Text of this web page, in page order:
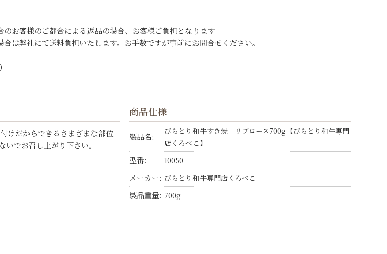
のお客様のご都合による返品の場合、お客様ご負担となります
合は弊社にて送料負担いたします。お手数ですが事前にお問合せください。
けだからできるさまざまな部位
でお召し上がり下さい。
商品仕様
製品名:
びらとり和牛すき焼 リブロース700g【びらとり和牛専門
店くろべこ】
型番: 10050
メーカー: びらとり和牛専門店くろべこ
製品重量: 700g